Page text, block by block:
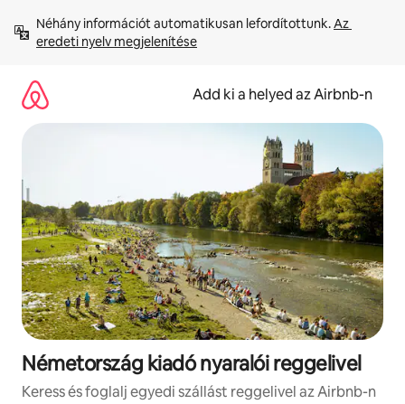
tartalomra
Néhány információt automatikusan lefordítottunk. Az
eredeti nyelv megjelenítése
Add ki a helyed az Airbnb-n
Németország kiadó nyaralói reggelivel
Keress és foglalj egyedi szállást reggelivel az Airbnb-n